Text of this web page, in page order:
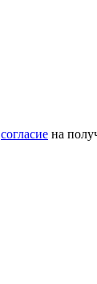
согласие на